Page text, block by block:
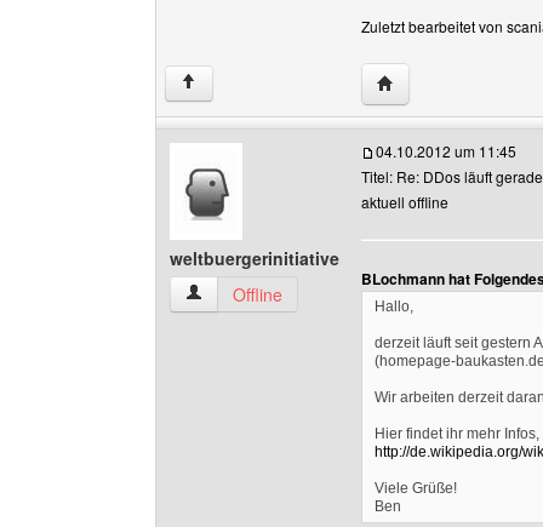
Zuletzt bearbeitet von
↑ Website dieses
weltbuergerinitiative
weltbuergerinitiative Benutzer-Profile anzeigen
Offline
04.10.2012 um 11:45
Titel: Re: DDos läuft
aktuell offline
BLochmann hat
Hallo,
derzeit läuft seit gestern
(homepage-
Wir arbeiten derzeit
Hier findet ihr mehr
http://de.wikipedia.org/
Viele Grüße!
Ben